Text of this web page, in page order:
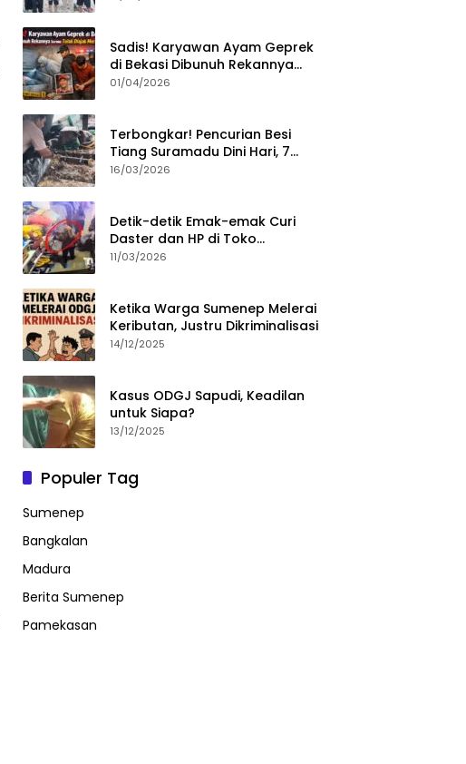
Sadis! Karyawan Ayam Geprek
di Bekasi Dibunuh Rekannya
karena Tolak Diajak Merampok
01/04/2026
Terbongkar! Pencurian Besi
Tiang Suramadu Dini Hari, 7
ABK Ditangkap Polisi
16/03/2026
Detik-detik Emak-emak Curi
Daster dan HP di Toko
Sumenep, Aksi Terekam CCTV
11/03/2026
Ketika Warga Sumenep Melerai
Keributan, Justru Dikriminalisasi
14/12/2025
Kasus ODGJ Sapudi, Keadilan
untuk Siapa?
13/12/2025
Populer Tag
Sumenep
Bangkalan
Madura
Berita Sumenep
Pamekasan